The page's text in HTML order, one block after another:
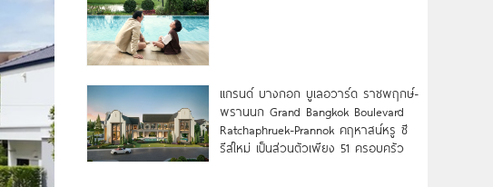
แกรนด์ บางกอก บูเลอวาร์ด ราชพฤกษ์-
พรานนก Grand Bangkok Boulevard
Ratchaphruek-Prannok คฤหาสน์หรู ซี
รีส์ใหม่ เป็นส่วนตัวเพียง 51 ครอบครัว